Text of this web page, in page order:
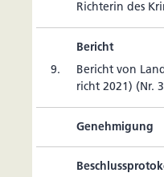
Rich­terin des
Bericht
9.
Bericht von
richt 2021) (Nr.
Genehmigung